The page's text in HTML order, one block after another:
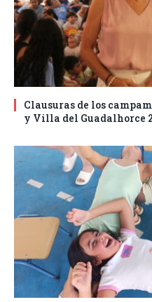
Clausuras de los
y Villa del Guadalhorce